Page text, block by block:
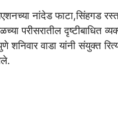
नांदेड फाटा,सिंहगड
परीसरातील दृष्टीबाधित
वाडा यांनी संयुक्त